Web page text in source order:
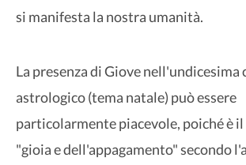
si manifesta la nostra umanità.
La presenza di Giove nell'undicesima
astrologico (tema natale) può essere
particolarmente piacevole, poiché è
"gioia e dell'appagamento" secondo